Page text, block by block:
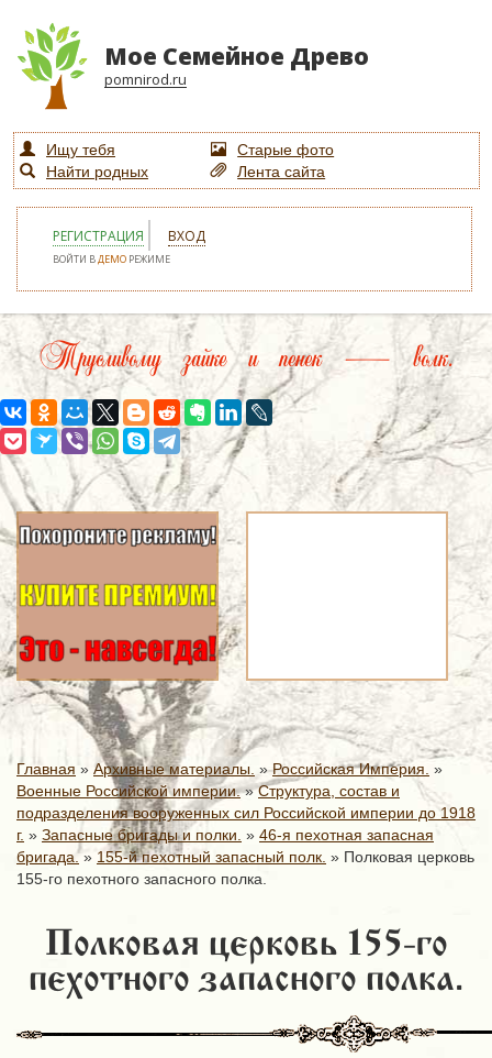
Мое Семейное Древо
pomnirod.ru
Ищу тебя
Старые фото
Найти родных
Лента сайта
РЕГИСТРАЦИЯ ВХОД
ВОЙТИ ВДЕМО РЕЖИМЕ
Трусливому зайке и пенек — волк.
Главная » Архивные материалы. »Российская Империя. »
Военные Российской империи.»Структура, состав и
подразделения вооруженных сил Российской империи до 1918
г. » Запасные бригады и полки. » 46-я пехотная запасная
бригада.» 155-й пехотный запасный полк. » Полковая церковь
155-го пехотного запасного полка.
Полковая церковь 155-го
пехотного запасного полка.